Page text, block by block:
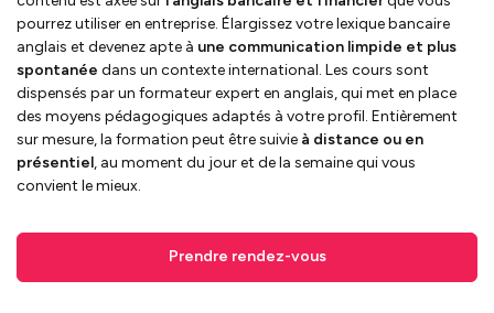
pourrez utiliser en entreprise. Élargissez votre lexique bancaire
anglais et devenez apte à une communication limpide et plus
spontanée dans un contexte international. Les cours sont
dispensés par un formateur expert en anglais, qui met en place
des moyens pédagogiques adaptés à votre profil. Entièrement
sur mesure, la formation peut être suivie à distance ou en
présentiel, au moment du jour et de la semaine qui vous
convient le mieux.
Prendre rendez-vous